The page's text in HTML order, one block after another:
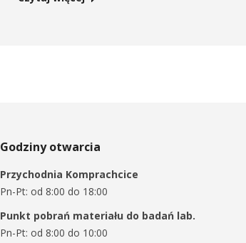
Godziny otwarcia
Przychodnia Komprachcice
Pn-Pt: od 8:00 do 18:00
Punkt pobrań materiału do badań lab.
Pn-Pt: od 8:00 do 10:00